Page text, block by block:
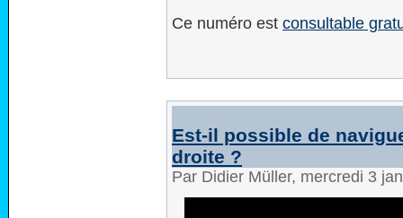
Ce numéro est consultable
Est-il possible de
droite ?
Par Didier Müller, mercredi 3